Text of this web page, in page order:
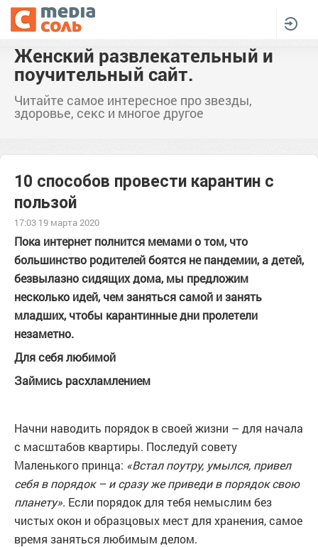
Женский развлекательный и
поучительный сайт.
Читайте самое интересное про звезды,
здоровье, секс и многое другое
10 способов провести карантин с
пользой
17:03 19 марта 2020
Пока интернет полнится мемами о том, что
большинство родителей боятся не пандемии, а детей,
безвылазно сидящих дома, мы предложим
несколько идей, чем заняться самой и занять
младших, чтобы карантинные дни пролетели
незаметно.
Для себя любимой
Займись расхламлением
Начни наводить порядок в своей жизни – для начала
с масштабов квартиры. Последуй совету
Маленького принца: «Встал поутру, умылся, привел
себя в порядок – и сразу же приведи в порядок свою
планету». Если порядок для тебя немыслим без
чистых окон и образцовых мест для хранения, самое
время заняться любимым делом.